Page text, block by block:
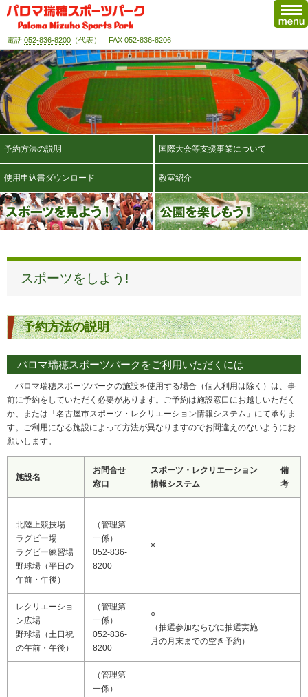
電話 052-836-8200 （代表） FAX 052-836-8206
予約方法の説明 国際大会等支援事業について
使用申込書ダウンロード 教室紹介
スポーツをしよう!
予約方法の説明
パロマ瑞穂スポーツパークをご利用いただくには
パロマ瑞穂スポーツパークの施設を使用する場合（個人利用は除く）は、事
前に予約をしていただく必要があります。ご予約は施設窓口にお越しいただく
か、または「名古屋市スポーツ・レクリエーション情報システム」にて承りま
す。ご利用になる施設によって方法が異なりますのでお間違えのないようにお
願いします。
施設名
お問合せ
窓口
スポーツ・レクリエーション
情報システム
備
考
北陸上競技場
ラグビー場
ラグビー練習場
野球場（平日の
午前・午後）
（管理第
一係）
052-836-
8200
×
レクリエーショ
ン広場
野球場（土日祝
の午前・午後）
（管理第
一係）
052-836-
8200
○
（抽選参加ならびに抽選実施
月の月末までの空き予約）
（管理第
一係）